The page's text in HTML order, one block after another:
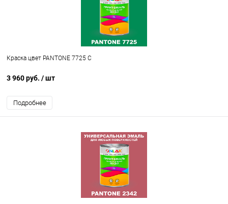
Краска цвет PANTONE 7725 C
3 960 руб. / шт
Подробнее